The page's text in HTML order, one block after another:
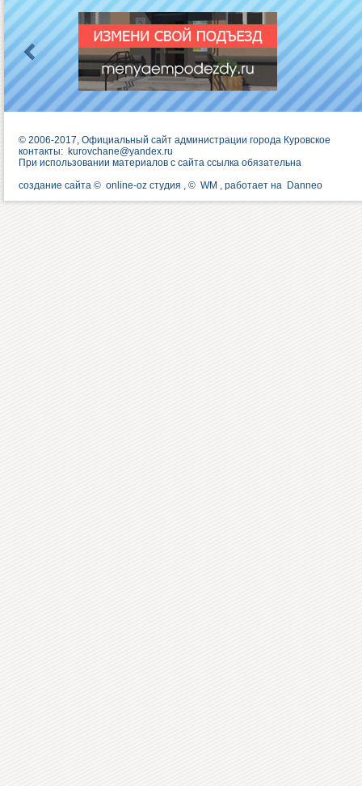
© 2006-2017, Официальный сайт администрации города Куровское
контакты: kurovchane@yandex.ru
При использовании материалов с сайта ссылка обязательна
создание сайта © online-oz студия , © WM , работает на Danneo